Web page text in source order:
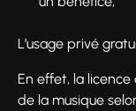
L’usage privé
En effet, la
de la musique